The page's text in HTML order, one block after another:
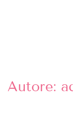
Skip to main
Autore: